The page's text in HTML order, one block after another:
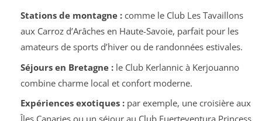
Stations de montagne :comme le Club Les Tavaillons
aux Carroz d’Arâches en Haute-Savoie, parfait pour les
amateurs de sports d’hiver ou de randonnées estivales.
Séjours en Bretagne :le Club Kerlannic à Kerjouanno
combine charme local et confort moderne.
Expériences exotiques :par exemple, une croisière aux